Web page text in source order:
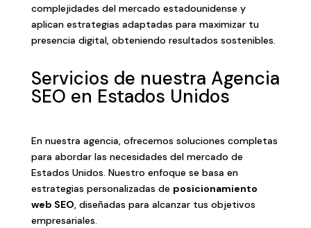
complejidades del mercado estadounidense y
aplican estrategias adaptadas para maximizar tu
presencia digital, obteniendo resultados sostenibles.
Servicios de nuestra Agencia
SEO en Estados Unidos
En nuestra agencia, ofrecemos soluciones completas
para abordar las necesidades del mercado de
Estados Unidos. Nuestro enfoque se basa en
estrategias personalizadas de posicionamiento
web SEO, diseñadas para alcanzar tus objetivos
empresariales.